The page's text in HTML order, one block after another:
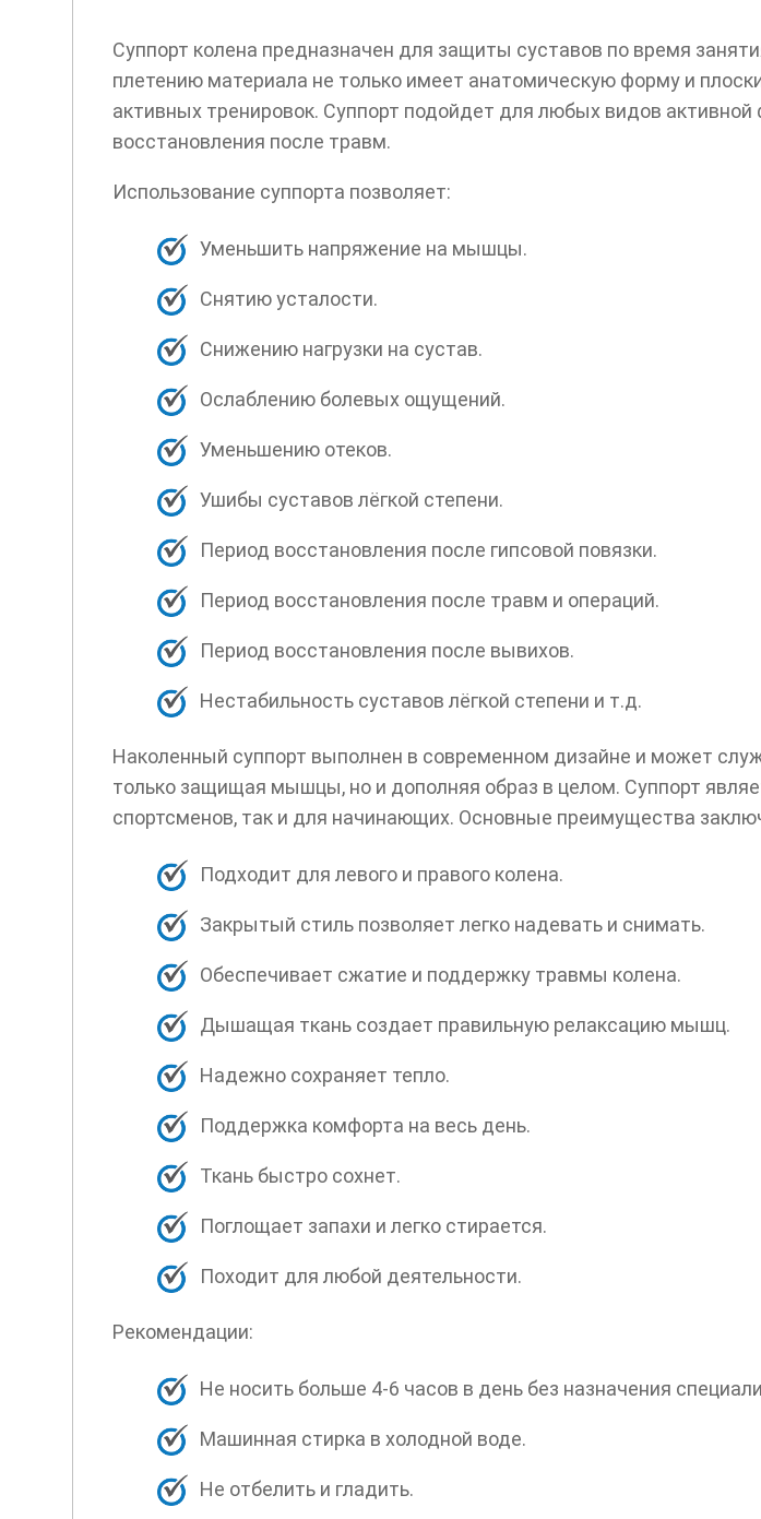
Суппорт колена предназначен для защиты суставов по время
плетению материала не только имеет анатомическую форму и
активных тренировок. Суппорт подойдет для любых видов активной
восстановления после травм.
Использование суппорта позволяет:
Уменьшить напряжение на мышцы.
Снятию усталости.
Снижению нагрузки на сустав.
Ослаблению болевых ощущений.
Уменьшению отеков.
Ушибы суставов лёгкой степени.
Период восстановления после гипсовой повязки.
Период восстановления после травм и операций.
Период восстановления после вывихов.
Нестабильность суставов лёгкой степени и т.д.
Наколенный суппорт выполнен в современном дизайне и может
только защищая мышцы, но и дополняя образ в целом. Суппорт
спортсменов, так и для начинающих. Основные преимущества
Подходит для левого и правого колена.
Закрытый стиль позволяет легко надевать и снимать.
Обеспечивает сжатие и поддержку травмы колена.
Дышащая ткань создает правильную релаксацию мышц.
Надежно сохраняет тепло.
Поддержка комфорта на весь день.
Ткань быстро сохнет.
Поглощает запахи и легко стирается.
Походит для любой деятельности.
Рекомендации:
Не носить больше 4-6 часов в день без назначения
Машинная стирка в холодной воде.
Не отбелить и гладить.